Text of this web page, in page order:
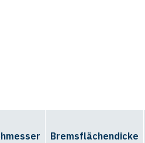
Bremsflächendicke